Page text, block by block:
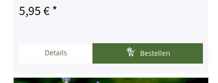
5,95 € *
Details Bestellen